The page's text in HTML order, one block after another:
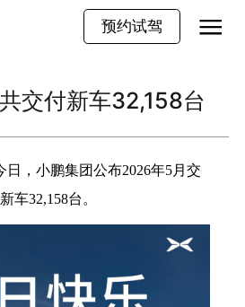
预约试驾
交付新车32,158台
日，小鹏集团公布2026年5月交
车32,158台。